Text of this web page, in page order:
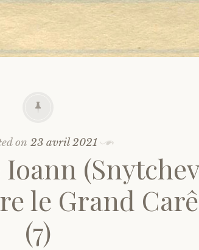
on 23 avril 2021
le Grand
(7)